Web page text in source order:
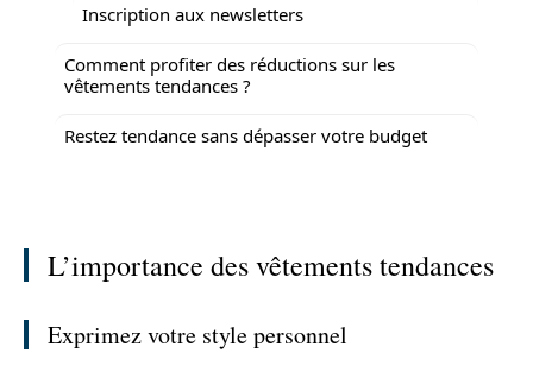
Inscription aux newsletters
Comment profiter des réductions sur les
vêtements tendances ?
Restez tendance sans dépasser votre budget
L’importance des vêtements tendances
Exprimez votre style personnel